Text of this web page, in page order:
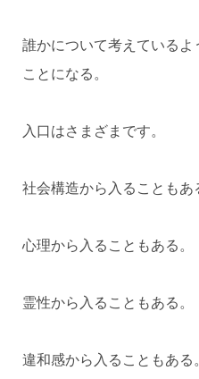
誰かについて考えている
ことになる。
入口はさまざまです。
社会構造から入ることもあ
心理から入ることもある。
霊性から入ることもある。
違和感から入ることもある